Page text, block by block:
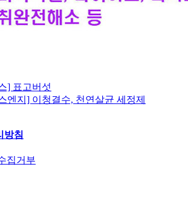
] 표고버섯
엔지] 이청결수, 천연살균 세정제
방침
집거부